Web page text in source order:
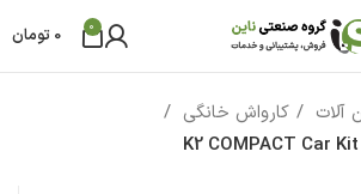
0
0 تومان
آلات
کارواش خانگی